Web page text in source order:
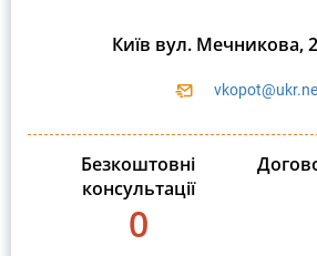
Київ вул. Мечникова,
Безкоштовні
консультації
0